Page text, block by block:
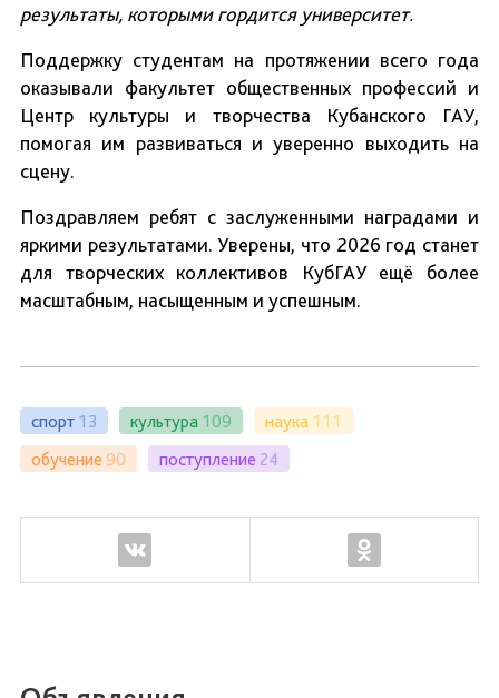
результаты, которыми гордится университет.
Поддержку студентам на протяжении всего года
оказывали факультет общественных профессий и
Центр культуры и творчества Кубанского ГАУ,
помогая им развиваться и уверенно выходить на
сцену.
Поздравляем ребят с заслуженными наградами и
яркими результатами. Уверены, что 2026 год станет
для творческих коллективов КубГАУ ещё более
масштабным, насыщенным и успешным.
спорт 13 культура 109 наука 111
обучение 90 поступление 24